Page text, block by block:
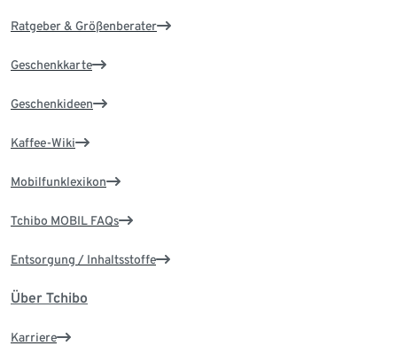
Ratgeber & Größenberater
Geschenkkarte
Geschenkideen
Kaffee-Wiki
Mobilfunklexikon
Tchibo MOBIL FAQs
Entsorgung / Inhaltsstoffe
Über Tchibo
Karriere